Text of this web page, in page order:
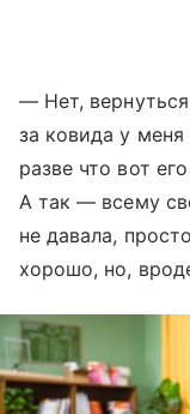
— Нет,
за ковида у меня
разве что вот
А так — всему
не давала,
хорошо, но,